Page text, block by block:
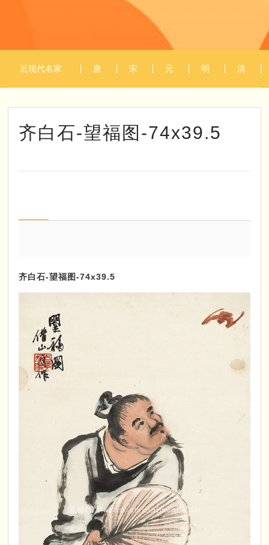
近现代名家
作品
唐
代
宋
代
元
代
明
代
清
代
齐白石-望福图-74x39.5
齐白石-望福图-74x39.5